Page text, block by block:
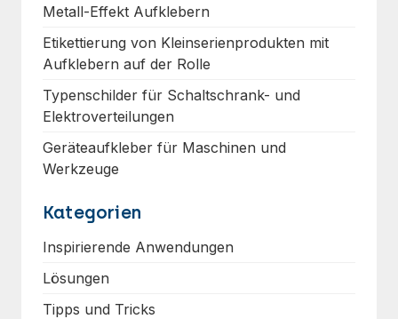
Metall-Effekt Aufklebern
Etikettierung von Kleinserienprodukten mit
Aufklebern auf der Rolle
Typenschilder für Schaltschrank- und
Elektroverteilungen
Geräteaufkleber für Maschinen und
Werkzeuge
Kategorien
Inspirierende Anwendungen
Lösungen
Tipps und Tricks